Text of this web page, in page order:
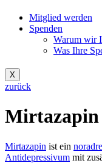
Mitglied werden
Spenden
Warum wir
Was Ihre
X
zurück
Mirtazapin
Mirtazapin ist ein
Antidepressivum mit